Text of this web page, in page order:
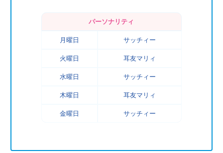
パーソナリティ
月曜日 サッチィー
火曜日 耳友マリィ
水曜日 サッチィー
木曜日 耳友マリィ
金曜日 サッチィー